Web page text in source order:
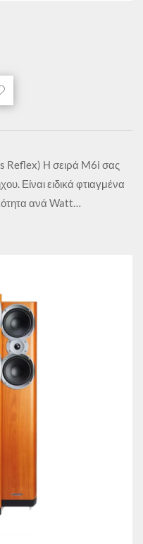
Reflex) Η σειρά M6i σας
Είναι ειδικά φτιαγμένα
ανά Watt…